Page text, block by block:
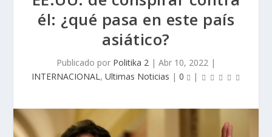
él: ¿qué pasa en este país
asiático?
Publicado por Politika 2 | Abr 10, 2022 |
INTERNACIONAL, Ultimas Noticias | 0 |